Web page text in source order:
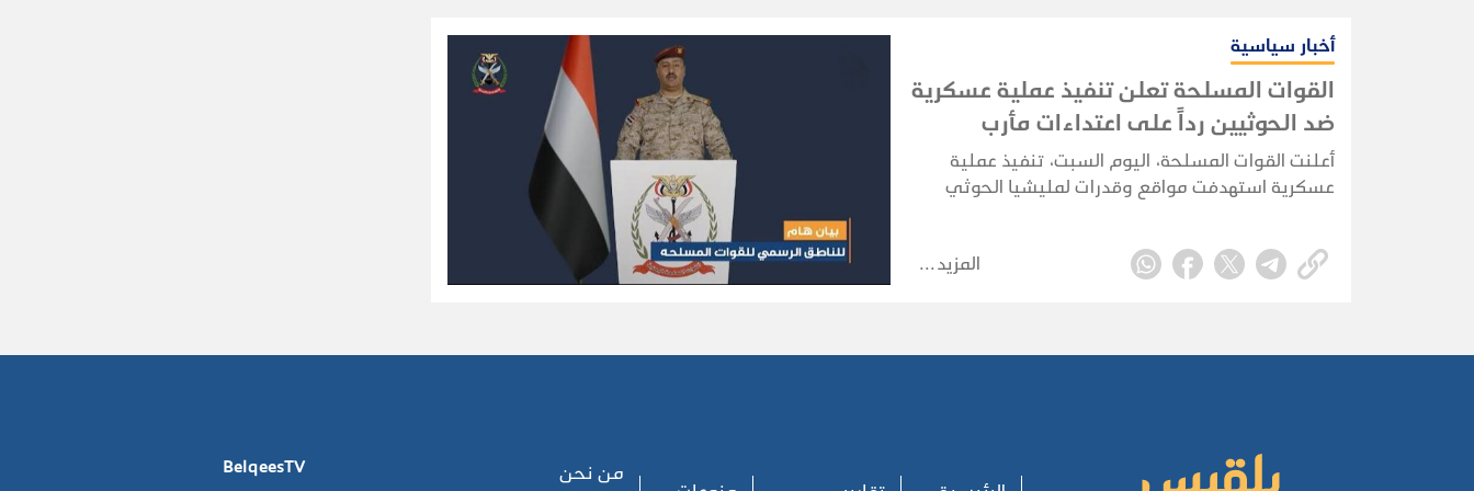
أخبار سياسية
القوات المسلحة تعلن تنفيذ عملية عسكرية
ضد الحوثيين رداً على اعتداءات مأرب
وحضرموت
أعلنت القوات المسلحة، اليوم السبت، تنفيذ عملية
عسكرية استهدفت مواقع وقدرات لمليشيا الحوثي
المزيد
من نحن BelqeesTV